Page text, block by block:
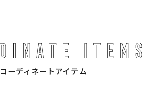
コーディネートアイテム